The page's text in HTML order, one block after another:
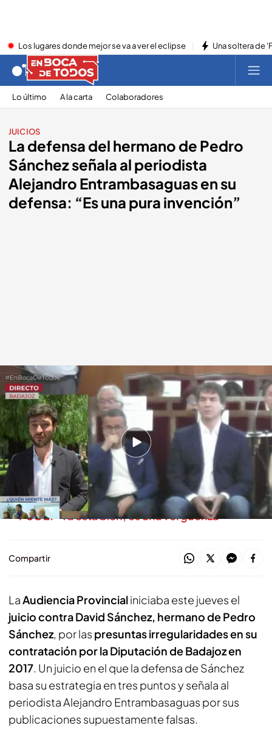
Los lugares donde mejor se va a ver el eclipse Una soltera de
Lo último A la carta Colaboradores
JUICIOS
La defensa del hermano de Pedro
Sánchez señala al periodista
Alejandro Entrambasaguas en su
defensa: “Es una pura invención”
Alejandro Entrambasaguas en directo en 'En boca de todos'.cuatro.com
En boca de todos
28 MAY 2026 - 14:36h.
Nacho Abad rompe una lanza por el abogado
de Sánchez: “Olé, la pasión no se corta”
Yolanda Díaz, sobre la actualidad política y le
PSOE: “Ya está bien, es una vergüenza”
Compartir
LaAudiencia Provincialiniciaba este jueves el
juicio contra David Sánchez, hermano de Pedro
Sánchez, por las presuntas irregularidades en su
contratación por la Diputación de Badajoz en
2017. Un juicio en el que la defensa de Sánchez
basa su estrategia en tres puntos y señala al
periodista Alejandro Entrambasaguas por sus
publicaciones supuestamente falsas.